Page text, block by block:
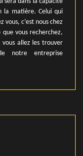
la matière. Celui qui
vous, c’est nous chez
vous recherchez,
vous allez les trouver
notre entreprise